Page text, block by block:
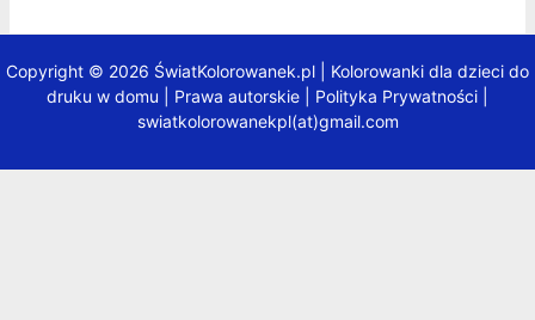
Copyright © 2026 ŚwiatKolorowanek.pl | Kolorowanki dla dzieci do
druku w domu | Prawa autorskie Polityka Prywatności
swiatkolorowanekpl(at)gmail.com